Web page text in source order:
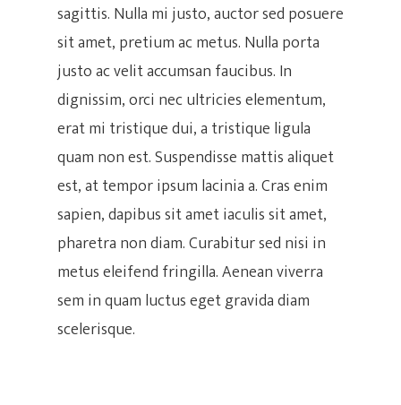
sagittis. Nulla mi justo, auctor sed posuere
sit amet, pretium ac metus. Nulla porta
justo ac velit accumsan faucibus. In
dignissim, orci nec ultricies elementum,
erat mi tristique dui, a tristique ligula
quam non est. Suspendisse mattis aliquet
est, at tempor ipsum lacinia a. Cras enim
sapien, dapibus sit amet iaculis sit amet,
pharetra non diam. Curabitur sed nisi in
metus eleifend fringilla. Aenean viverra
sem in quam luctus eget gravida diam
scelerisque.